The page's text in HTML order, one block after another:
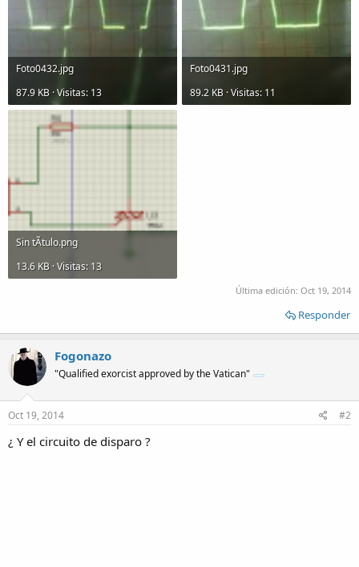
Foto0432.jpg
87.9 KB · Visitas: 13
Foto0431.jpg
89.2 KB · Visitas: 11
Sin tÃ­tulo.png
13.6 KB · Visitas: 13
Última edición: Oct 19, 2014
Responder
Fogonazo
"Qualified exorcist approved by the Vatican"
Oct 19, 2014 #2
¿ Y el circuito de disparo ?